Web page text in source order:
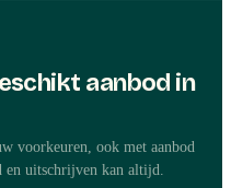
aanbod in
voorkeuren, ook met aanbod
en uitschrijven kan altijd.